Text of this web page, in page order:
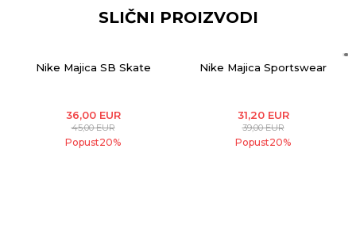
SLIČNI PROIZVODI
SPRING '26 SPRING '26